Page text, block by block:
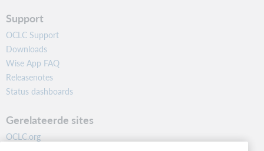
ingeleverd.
Exemplaar is van vestiging [{0}] en geblokkeerd [{1}]
Support
OCLC Support
Downloads
Wise App FAQ
Releasenotes
Status dashboards
Gerelateerde sites
OCLC.org